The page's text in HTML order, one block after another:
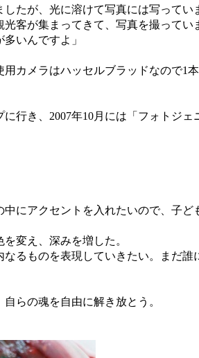
たが、光に溶けて写真には写ってい
客が集まってきて、写真を撮ってい
いんですよ」
カメラはハッセルブラッドなので1
行き、2007年10月には「フォトジェ
にアクセントを入れたいので、子ど
変え、深みを増した。
るものを表現していきたい。まだ誰
らの魂を自由に解き放とう。